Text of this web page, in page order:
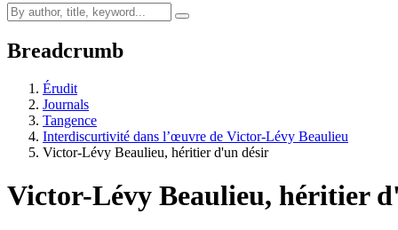
Breadcrumb
Érudit
Journals
Tangence
Interdiscurtivité dans l’œuvre de Victor‑Lévy Beaulieu
Victor-Lévy Beaulieu, héritier d'un désir
Victor-Lévy Beaulieu, héritier